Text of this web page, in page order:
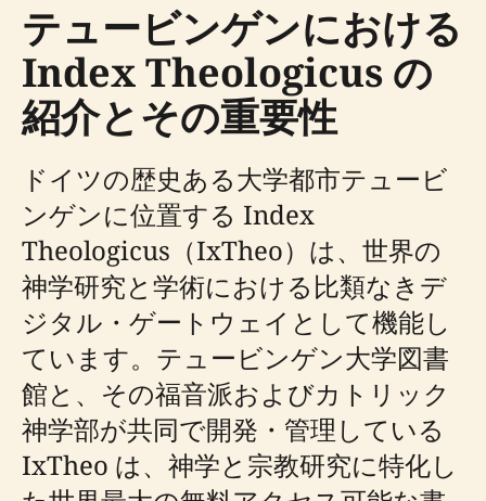
テュービンゲンにおける
Index Theologicus の
紹介とその重要性
ドイツの歴史ある大学都市テュービ
ンゲンに位置する Index
Theologicus（IxTheo）は、世界の
神学研究と学術における比類なきデ
ジタル・ゲートウェイとして機能し
ています。テュービンゲン大学図書
館と、その福音派およびカトリック
神学部が共同で開発・管理している
IxTheo は、神学と宗教研究に特化し